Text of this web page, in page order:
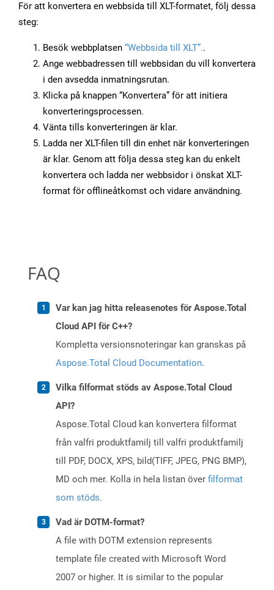
För att konvertera en webbsida till XLT-formatet, följ dessa
steg:
Besök webbplatsen “Webbsida till XLT”..
Ange webbadressen till webbsidan du vill konvertera
i den avsedda inmatningsrutan.
Klicka på knappen “Konvertera” för att initiera
konverteringsprocessen.
Vänta tills konverteringen är klar.
Ladda ner XLT-filen till din enhet när konverteringen
är klar. Genom att följa dessa steg kan du enkelt
konvertera och ladda ner webbsidor i önskat XLT-
format för offlineåtkomst och vidare användning.
FAQ
Var kan jag hitta releasenotes för Aspose.Total
Cloud API för C++?
Kompletta versionsnoteringar kan granskas på
Aspose.Total Cloud Documentation.
Vilka filformat stöds av Aspose.Total Cloud
API?
Aspose.Total Cloud kan konvertera filformat
från valfri produktfamilj till valfri produktfamilj
till PDF, DOCX, XPS, bild(TIFF, JPEG, PNG BMP),
MD och mer. Kolla in hela listan över filformat
som stöds.
Vad är DOTM-format?
A file with DOTM extension represents
template file created with Microsoft Word
2007 or higher. It is similar to the popular